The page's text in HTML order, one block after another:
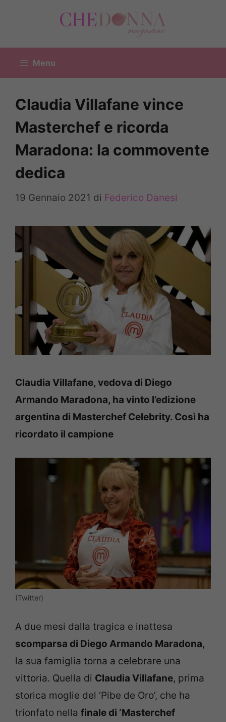
Menu
Claudia Villafane vince
Masterchef e ricorda
Maradona: la commovente
dedica
19 Gennaio 2021 di Federico Danesi
Claudia Villafane, vedova di Diego
Armando Maradona, ha vinto l’edizione
argentina di Masterchef Celebrity. Così ha
ricordato il campione
(Twitter)
A due mesi dalla tragica e inattesa
scomparsa di Diego Armando Maradona,
la sua famiglia torna a celebrare una
vittoria. Quella di Claudia Villafane, prima
storica moglie del ‘Pibe de Oro’, che ha
trionfato nella finale di ‘Masterchef